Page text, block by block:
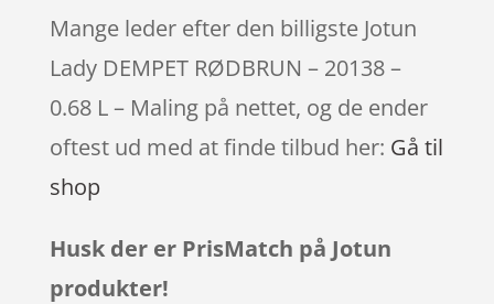
Mange leder efter den billigste Jotun
Lady DEMPET RØDBRUN – 20138 –
0.68 L – Maling på nettet, og de ender
oftest ud med at finde tilbud her: Gå til
shop
Husk der er PrisMatch på Jotun
produkter!